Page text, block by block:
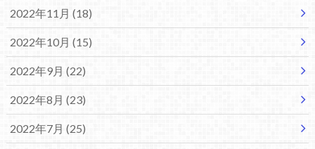
2022年11月 (18)
2022年10月 (15)
2022年9月 (22)
2022年8月 (23)
2022年7月 (25)